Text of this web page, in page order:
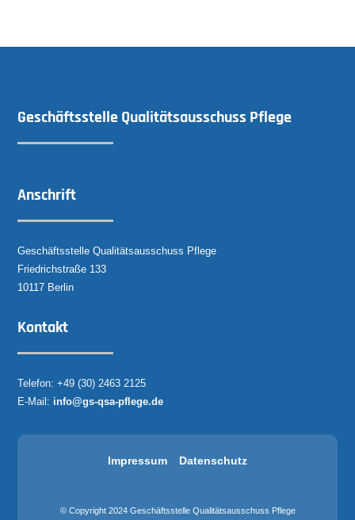
Geschäftsstelle Qualitätsausschuss Pflege
Anschrift
Geschäftsstelle Qualitätsausschuss Pflege
Friedrichstraße 133
10117 Berlin
Kontakt
Telefon: +49 (30) 2463 2125
E-Mail: info@gs-qsa-pflege.de
Impressum Datenschutz
© Copyright 2024 Geschäftsstelle Qualitätsausschuss Pflege